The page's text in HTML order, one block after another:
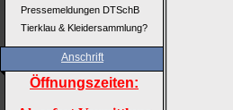
Pressemeldungen DTSchB
Tierklau & Kleidersammlung?
Anschrift
Öffnungszeiten: